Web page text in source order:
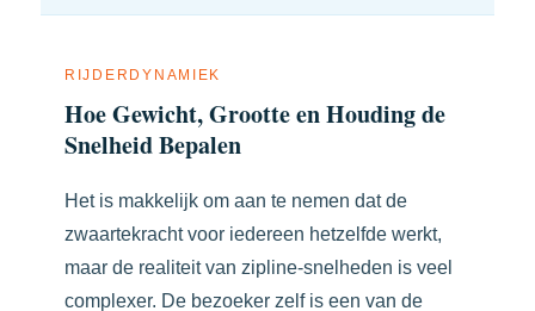
RIJDERDYNAMIEK
Hoe Gewicht, Grootte en Houding de
Snelheid Bepalen
Het is makkelijk om aan te nemen dat de
zwaartekracht voor iedereen hetzelfde werkt,
maar de realiteit van zipline-snelheden is veel
complexer. De bezoeker zelf is een van de